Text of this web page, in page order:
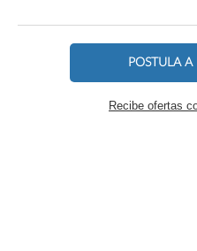
POSTULA
Recibe ofertas